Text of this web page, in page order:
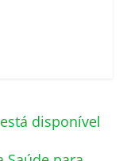
disponível